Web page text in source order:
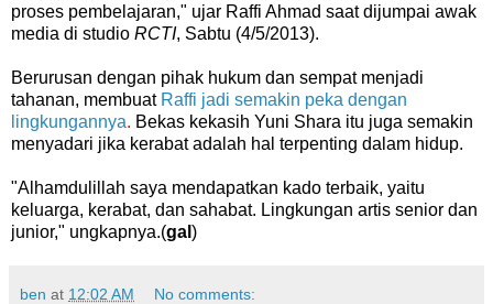
proses pembelajaran," ujar Raffi Ahmad saat dijumpai awak
media di studio RCTI, Sabtu (4/5/2013).
Berurusan dengan pihak hukum dan sempat menjadi
tahanan, membuat Raffi jadi semakin peka dengan
lingkungannya. Bekas kekasih Yuni Shara itu juga semakin
menyadari jika kerabat adalah hal terpenting dalam hidup.
"Alhamdulillah saya mendapatkan kado terbaik, yaitu
keluarga, kerabat, dan sahabat. Lingkungan artis senior dan
junior," ungkapnya.(gal )
ben at 12:02 AM No comments: